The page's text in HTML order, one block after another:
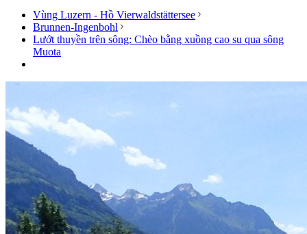
Vùng Luzern - Hồ Vierwaldstättersee
Brunnen-Ingenbohl
Lướt thuyền trên sông: Chèo bằng xuồng cao su qua sông
Muota